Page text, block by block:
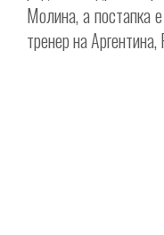
Молина, а постапка
тренер на